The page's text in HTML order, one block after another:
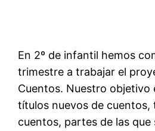
En 2º de infantil hemos
trimestre a trabajar el
Cuentos. Nuestro objetivo
títulos nuevos de cuentos,
cuentos, partes de las que